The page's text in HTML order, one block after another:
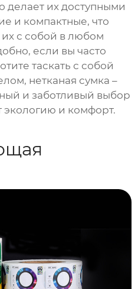
делает их доступными
и компактные, что
их с собой в любом
если вы часто
таскать с собой
нетканая сумка –
и заботливый выбор
экологию и комфорт.